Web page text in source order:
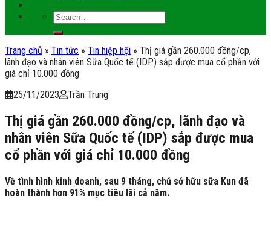
Trang chủ » Tin tức » Tin hiệp hội » Thị giá gần 260.000 đồng/cp,
lãnh đạo và nhân viên Sữa Quốc tế (IDP) sắp được mua cổ phần với
giá chỉ 10.000 đồng
25/11/2023
Trần Trung
Thị giá gần 260.000 đồng/cp, lãnh đạo và
nhân viên Sữa Quốc tế (IDP) sắp được mua
cổ phần với giá chỉ 10.000 đồng
Về tình hình kinh doanh, sau 9 tháng, chủ sở hữu sữa Kun đã
hoàn thành hơn 91% mục tiêu lãi cả năm.